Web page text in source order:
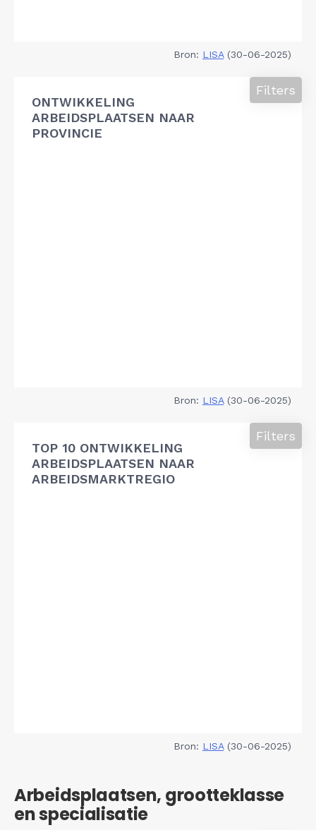
Bron: LISA(30-06-2025)
ONTWIKKELING
ARBEIDSPLAATSEN NAAR
PROVINCIE
Filters
Bron: LISA(30-06-2025)
TOP 10 ONTWIKKELING
ARBEIDSPLAATSEN NAAR
ARBEIDSMARKTREGIO
Filters
Bron: LISA(30-06-2025)
Arbeidsplaatsen, grootteklasse
en specialisatie